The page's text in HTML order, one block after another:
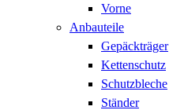
Vorne
Anbauteile
Gepäckträger
Kettenschutz
Schutzbleche
Ständer